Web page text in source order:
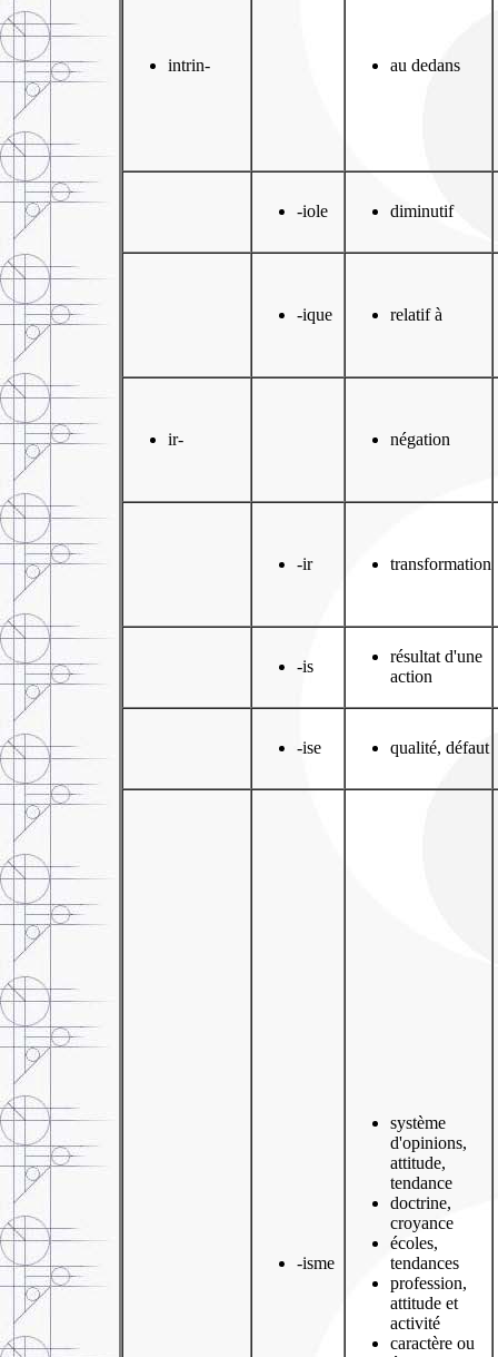
intrin- au dedans
-iole diminutif
-ique relatif à
ir- négation
-ir transformation
-is
résultat d'une
action
-ise qualité, défaut
-isme
système
d'opinions,
attitude,
tendance
doctrine,
croyance
écoles,
tendances
profession,
attitude et
activité
caractère ou